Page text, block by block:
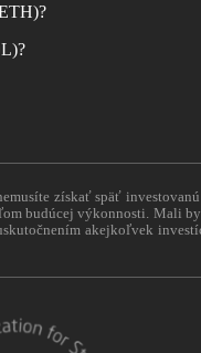
získať späť
budúcej výkonnosti. Mali
akejkoľvek